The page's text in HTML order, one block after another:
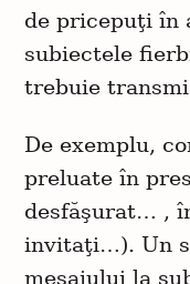
de pricepuţi în
subiectele
trebuie
De exemplu,
preluate în
desfăşurat… ,
invitaţi…). Un
mesajului la